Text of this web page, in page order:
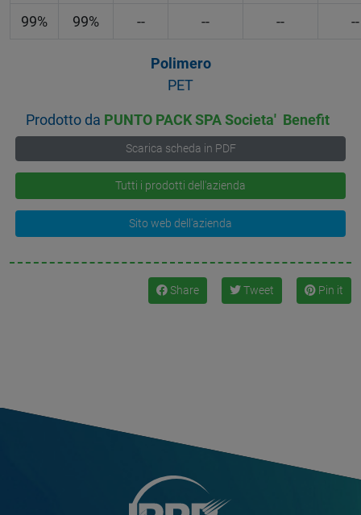
99% 99% -- -- -- --
Polimero
PET
Prodotto da PUNTO PACK SPA Societa' Benefit
Scarica scheda in PDF
Tutti i prodotti dell'azienda
Sito web dell'azienda
Share Tweet Pin it